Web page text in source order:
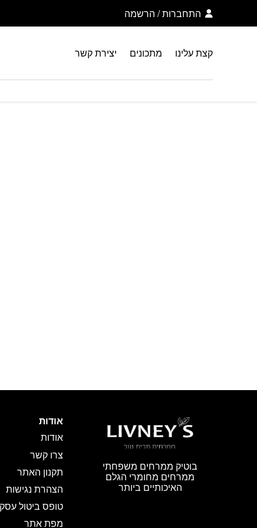
Skip to Content
התחברות/ הרשמה
קצת עלינו מתכונים יצירת קשר
אודות
אודות
צרו קשר
תקנון האתר
הצהרת נגישות
טופס ביטול
מפת אתר
בוטיק ממרחים משפחתי
ממרחים מחומרי הגלם
האיכותיים ביותר
בחזרה למעלה